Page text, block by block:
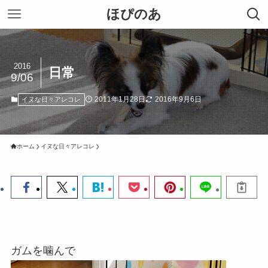
ほぴのあ
日常
2016
9/06
イヌな日々アレコレ 2011年1月28日 2016年9月6日
ホーム イヌな日々アレコレ
ガムを噛んで